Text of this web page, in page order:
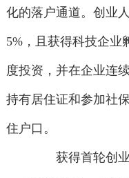
化的落户通道。创业
5%，且获得科技企业
度投资，并在企业连
持有居住证和参加社
住户口。
获得首轮创业